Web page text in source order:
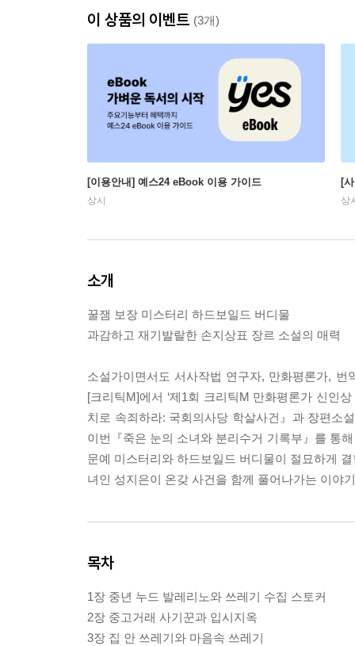
이 상품의 이벤트 (3개)
[이용안내] 예스24 eBook 이용 가이드
상시
[
상
소개
꿀잼 보장 미스터리 하드보일드 버디물
과감하고 재기발랄한 손지상표 장르 소설의 매력
소설가이면서도 서사작법 연구자, 만화평론가, 번
[크리틱M]에서 ‘제1회 크리틱M 만화평론가 신인
치로 속죄하라: 국회의사당 학살사건』과 장편소
이번『죽은 눈의 소녀와 분리수거 기록부』를 통
문예 미스터리와 하드보일드 버디물이 절묘하게
녀인 성지은이 온갖 사건을 함께 풀어나가는 이야
목차
1장 중년 누드 발레리노와 쓰레기 수집 스토커
2장 중고거래 사기꾼과 입시지옥
3장 집 안 쓰레기와 마음속 쓰레기